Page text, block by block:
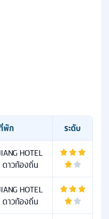
พัก ระดับ
HOTEL
ดาวท้องถิ่น
HOTEL
ดาวท้องถิ่น